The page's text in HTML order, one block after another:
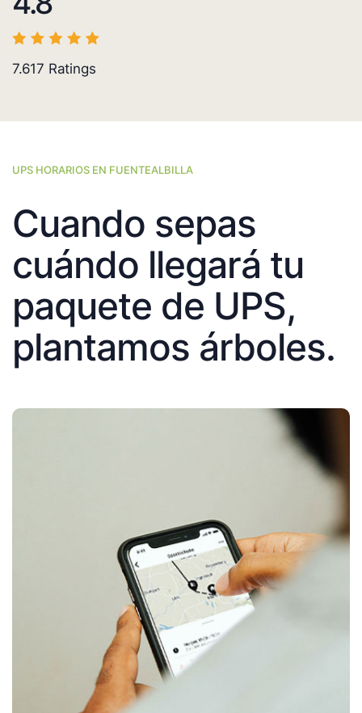
7.617 Ratings
UPS HORARIOS EN FUENTEALBILLA
Cuando sepas
cuándo llegará tu
paquete de UPS,
plantamos árboles.